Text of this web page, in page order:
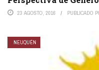
23 AGOSTO, 2016 PUBLICADO
NEUQUÉN